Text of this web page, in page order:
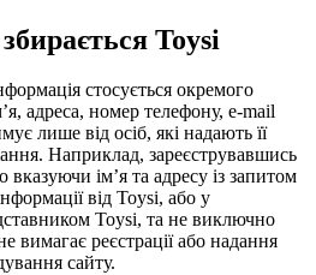
Toysi
стосується окремого
адреса, номер телефону, e-mail
лише від осіб, які надають її
Наприклад, зареєструвавшись
вказуючи ім’я та адресу із запитом
від Toysi, або у
Toysi, та не виключно
вимагає реєстрації або надання
сайту.